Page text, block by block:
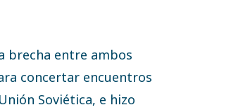
brecha entre ambos
concertar encuentros
Soviética, e hizo